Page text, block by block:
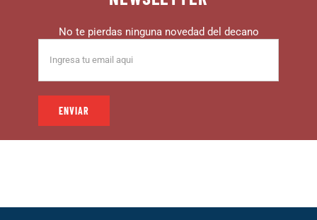
No te pierdas ninguna novedad del decano